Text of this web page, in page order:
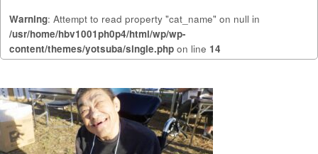
Warning: Attempt to read property "cat_name" on null in
/usr/home/hbv1001ph0p4/html/wp/wp-
content/themes/yotsuba/single.php on line 14